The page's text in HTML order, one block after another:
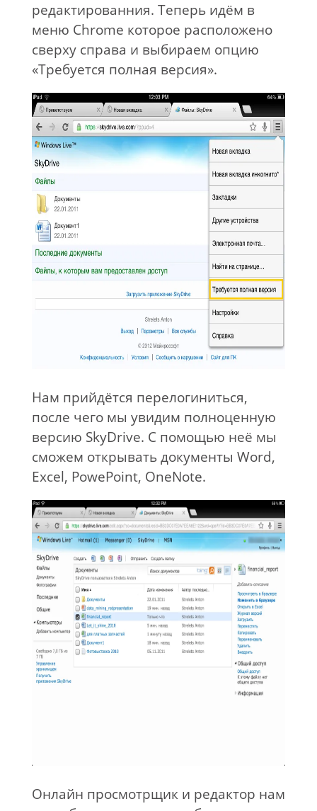
редактированния. Теперь идём в
меню Chrome которое расположено
сверху справа и выбираем опцию
«Требуется полная версия».
Нам прийдётся перелогиниться,
после чего мы увидим полноценную
версию SkyDrive. С помощью неё мы
сможем открывать документы Word,
Excel, PowePoint, OneNote.
Онлайн просмотрщик и редактор нам